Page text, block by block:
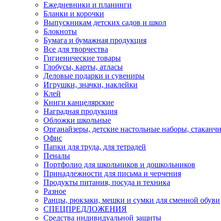
Ежедневники и планинги
Бланки и корочки
Выпускникам детских садов и школ
Блокноты
Бумага и бумажная продукция
Все для творчества
Гигиенические товары
Глобусы, карты, атласы
Деловые подарки и сувениры
Игрушки, значки, наклейки
Клей
Книги канцелярские
Наградная продукция
Обложки школьные
Органайзеры, детские настольные наборы,
Офис
Папки для труда, для тетрадей
Пеналы
Портфолио для школьников и дошкольников
Принадлежности для письма и черчения
Продукты питания, посуда и техника
Разное
Ранцы, рюкзаки, мешки и сумки для сменной обуви
СПЕЦПРЕДЛОЖЕНИЯ
Средства индивидуальной защиты